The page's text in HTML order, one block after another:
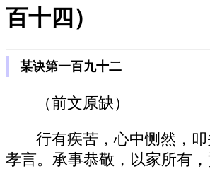
百十四）
某诀第一百九十二
（前文原缺）
行有疾苦，心中恻然，
孝言。承事恭敬，以家所有